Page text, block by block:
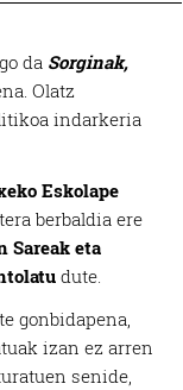
da Sorginak,
Olatz
indarkeria
Eskolape
berbaldia ere
Sareak eta
dute.
gonbidapena,
izan ez arren
senide,